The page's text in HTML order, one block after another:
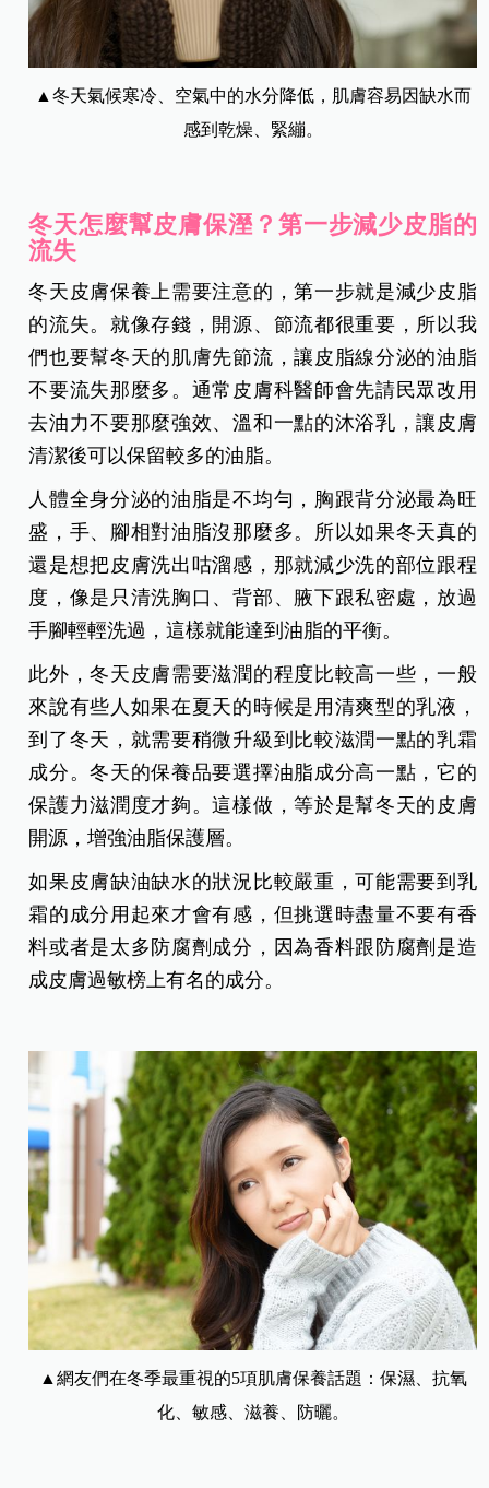
▲冬天氣候寒冷、空氣中的水分降低，肌膚容易因缺水而
感到乾燥、緊繃。
冬天怎麼幫皮膚保溼？第一步減少皮脂的
流失
冬天皮膚保養上需要注意的，第一步就是減少皮脂
的流失。就像存錢，開源、節流都很重要，所以我
們也要幫冬天的肌膚先節流，讓皮脂線分泌的油脂
不要流失那麼多。通常皮膚科醫師會先請民眾改用
去油力不要那麼強效、溫和一點的沐浴乳，讓皮膚
清潔後可以保留較多的油脂。
人體全身分泌的油脂是不均勻，胸跟背分泌最為旺
盛，手、腳相對油脂沒那麼多。所以如果冬天真的
還是想把皮膚洗出咕溜感，那就減少洗的部位跟程
度，像是只清洗胸口、背部、腋下跟私密處，放過
手腳輕輕洗過，這樣就能達到油脂的平衡。
此外，冬天皮膚需要滋潤的程度比較高一些，一般
來說有些人如果在夏天的時候是用清爽型的乳液，
到了冬天，就需要稍微升級到比較滋潤一點的乳霜
成分。冬天的保養品要選擇油脂成分高一點，它的
保護力滋潤度才夠。這樣做，等於是幫冬天的皮膚
開源，增強油脂保護層。
如果皮膚缺油缺水的狀況比較嚴重，可能需要到乳
霜的成分用起來才會有感，但挑選時盡量不要有香
料或者是太多防腐劑成分，因為香料跟防腐劑是造
成皮膚過敏榜上有名的成分。
▲網友們在冬季最重視的5項肌膚保養話題：保濕、抗氧
化、敏感、滋養、防曬。